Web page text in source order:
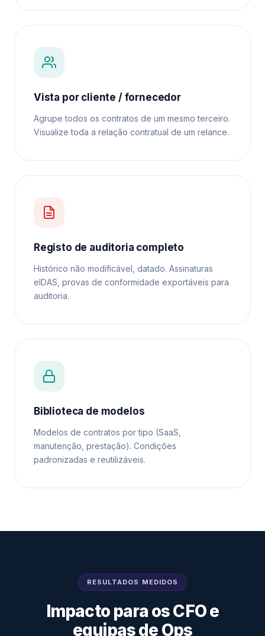
Vista por cliente / fornecedor
Agrupe todos os contratos de um mesmo terceiro.
Visualize toda a relação contratual de um relance.
Registo de auditoria completo
Histórico não modificável, datado. Assinaturas
eIDAS, provas de conformidade exportáveis para
auditoria.
Biblioteca de modelos
Modelos de contratos por tipo (SaaS,
manutenção, prestação). Condições
padronizadas e reutilizáveis.
RESULTADOS MEDIDOS
Impacto para os CFO e
equipas de Ops